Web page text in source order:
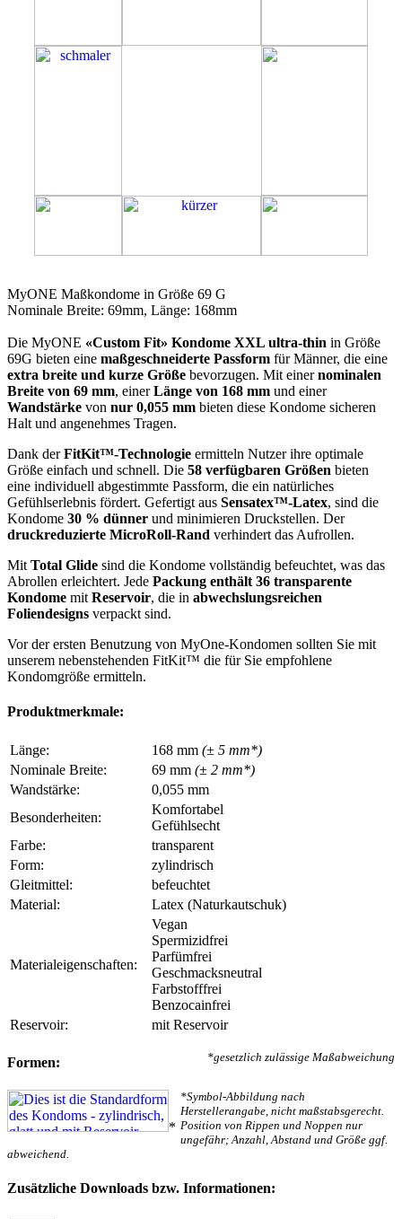
MyONE Maßkondome in Größe 69 G
Nominale Breite: 69mm, Länge: 168mm
Die MyONE «Custom Fit» Kondome XXL ultra-thin in Größe
69G bieten eine maßgeschneiderte Passform für Männer, die eine
extra breite und kurze Größe bevorzugen. Mit einernominalen
Breite von 69 mm, einerLänge von 168 mm und einer
Wandstärke von nur 0,055 mm bieten diese Kondome sicheren
Halt und angenehmes Tragen.
Dank derFitKit™-Technologie ermitteln Nutzer ihre optimale
Größe einfach und schnell. Die 58 verfügbaren Größen bieten
eine individuell abgestimmte Passform, die ein natürliches
Gefühlserlebnis fördert. Gefertigt aus Sensatex™-Latex, sind die
Kondome 30 % dünner und minimieren Druckstellen. Der
druckreduzierte MicroRoll-Rand verhindert das Aufrollen.
Mit Total Glide sind die Kondome vollständig befeuchtet, was das
Abrollen erleichtert. Jede Packung enthält 36 transparente
Kondome mit Reservoir, die in abwechslungsreichen
Foliendesigns verpackt sind.
Vor der ersten Benutzung von MyOne-Kondomen sollten Sie mit
unserem nebenstehenden FitKit™ die für Sie empfohlene
Kondomgröße ermitteln.
Produktmerkmale:
Länge: 168 mm (± 5 mm*)
Nominale Breite:
69 mm (± 2 mm*)
Wandstärke:
0,055 mm
Besonderheiten:
Komfortabel
Gefühlsecht
Farbe:
transparent
Form:
zylindrisch
Gleitmittel:
befeuchtet
Material:
Latex (Naturkautschuk)
Materialeigenschaften:
Vegan
Spermizidfrei
Parfümfrei
Geschmacksneutral
Farbstofffrei
Benzocainfrei
Reservoir:
mit Reservoir
*gesetzlich zulässige Maßabweichung
Formen:
*
*Symbol-Abbildung nach
Herstellerangabe, nicht maßstabsgerecht.
Position von Rippen und Noppen nur
ungefähr; Anzahl, Abstand und Größe ggf.
abweichend.
Zusätzliche Downloads bzw. Informationen: